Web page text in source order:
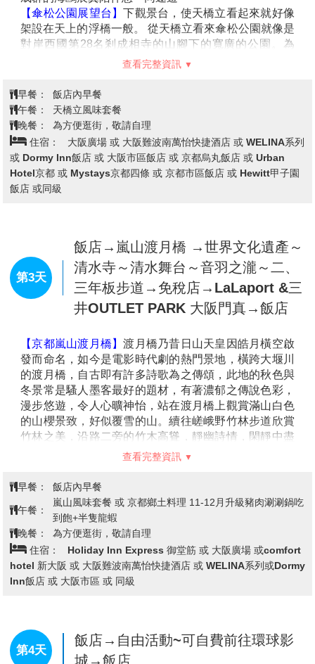
後，搭乘豪華客機飛往日本大城－〔大阪〕。
早餐： XXX
住宿： 大阪廣場 或 大阪難波南萬怡快捷酒店 或 WELINA系列
或 Dormy Inn飯店 或 大阪市區飯店 或 京都烏丸飯店 或 Urban
Hotel京都 或 Mystays京都四條 或 京都市區飯店 或 Hewitt甲子園
飯店 或 同級
傘松公園~搭乘纜車→飯店
【伊根灣遊覽船】伊根—-日本最美鄉村之一，也被稱爲
日本威尼斯。乘坐伊根灣巡游觀光船，在平穩的海上旅
程中，您可以仔細觀察船屋構造、品味當地生活，還有
【傘松公園展望台】 下觀景台，使天橋立看起來就好像
架設在天上的浮橋一般。 從天橋立看來傘松公園就像是
對岸西國第28名剎成相寺的山腳下的寬廣的公園。為
「橋立三大奇觀」之一，「胯下觀景」名勝很有名，園
內也設立了胯位於成相山山腰上是可將天橋立周邊美景
盡收眼底的最佳地點，站在著名的「胯間展望台」上，
彎下腰由兩腿之間看出去，讓天幕與海面顛倒過來，天
天而降的一字橋，您可以讓想像力自由馳騁，靜心觀察
查看完整資訊
早餐： 飯店內早餐
午餐：
天橋立風味套餐
大阪廣場 或 大阪難波南萬怡快捷酒店 或 WELINA系列
或 Dormy Inn飯店 或 大阪市區飯店 或 京都烏丸飯店 或 Urban
Hotel京都 或 Mystays京都四條 或 京都市區飯店 或 Hewitt甲子園
飯店 或同級
飯店→嵐山渡月橋 →世界文化遺產～
清水寺～清水舞台～音羽之瀧～二、
井OUTLET PARK 大阪門真→飯店